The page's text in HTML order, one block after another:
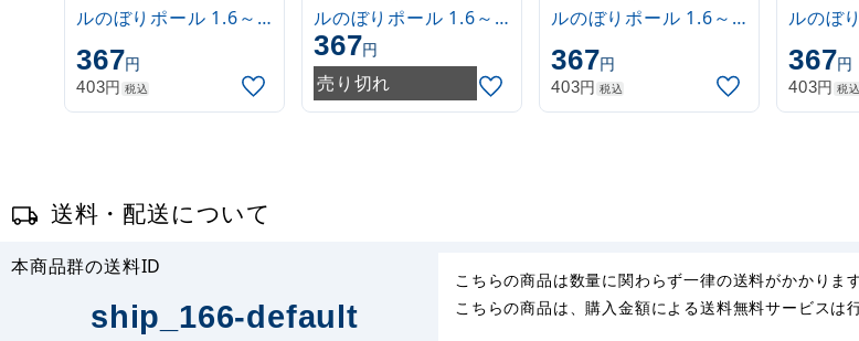
ルのぼりポール 1.6～
3m 伸縮式 白
(30537***)
367円
403円 税込
ルのぼりポール 1.6～
3m 伸縮式 緑
(30537GRN)
367円
売り切れ
ルのぼりポール 1.6～
3m 伸縮式 水色
(30537SBL)
367円
403円 税込
ルのぼ
3m 伸縮
367円
403円 税込
送料・配送について
本商品群の送料ID
ship_166-default
こちらの商品は数量に関わらず一律の送料がかかります
こちらの商品は、購入金額による送料無料サービスは